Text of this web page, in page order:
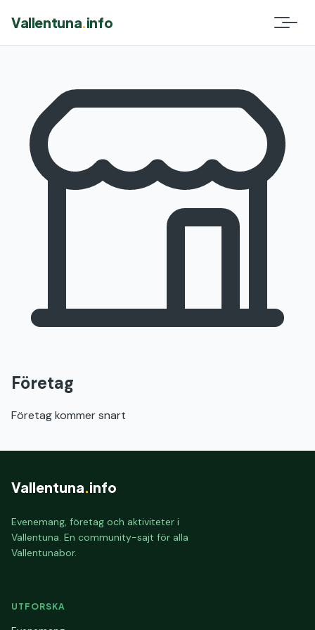
Vallentuna.info
Företag
Företag kommer snart
Vallentuna.info
Evenemang, företag och aktiviteter i
Vallentuna. En community-sajt för alla
Vallentunabor.
UTFORSKA